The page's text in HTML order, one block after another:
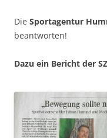
Die Sportagentur
beantworten!
Dazu ein Bericht der